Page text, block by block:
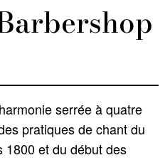
serrée à quatre
pratiques de chant du
1800 et du début des